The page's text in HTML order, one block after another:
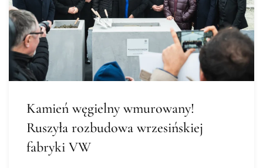
Kamień węgielny wmurowany!
Ruszyła rozbudowa wrzesińskiej
fabryki VW